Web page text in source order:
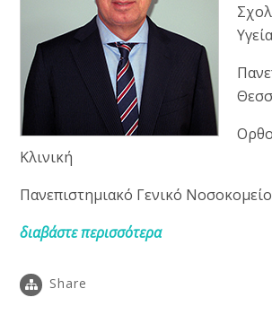
Κλινική
Πανεπιστημιακό Γενικό
διαβάστε περισσότερα
Share